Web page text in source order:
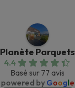
Planète Parquets
4.4
Basé sur 77 avis
powered by Google